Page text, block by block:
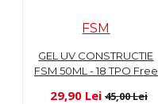
FSM
GEL UV CONSTRUCTIE
FSM 50ML - 18 TPO Free
29,90 Lei 45,00 Lei